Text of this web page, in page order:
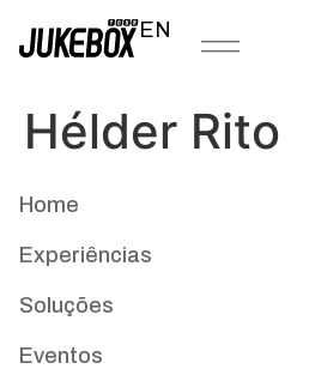
EN
Hélder Rito
Home
Experiências
Soluções
Eventos